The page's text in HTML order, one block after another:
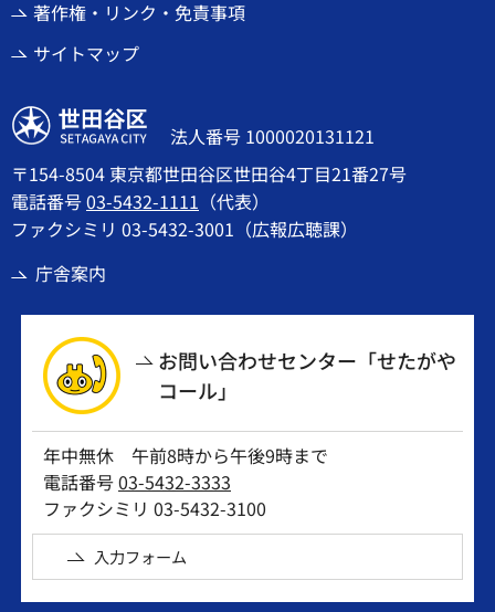
著作権・リンク・免責事項
サイトマップ
世田谷区
法人番号 1000020131121
〒154-8504 東京都世田谷区世田谷4丁目21番27号
電話番号03-5432-1111 （代表）
ファクシミリ 03-5432-3001（広報広聴課）
庁舎案内
お問い合わせセンター「せたがや
コール」
年中無休 午前8時から午後9時まで
電話番号03-5432-3333
ファクシミリ 03-5432-3100
入力フォーム